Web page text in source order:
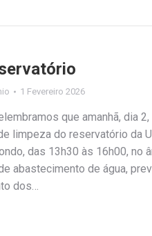
1 Fevereiro 2026
que amanhã, dia
limpeza do reservatório da
das 13h30 às 16h00, no
abastecimento de água,
dos…